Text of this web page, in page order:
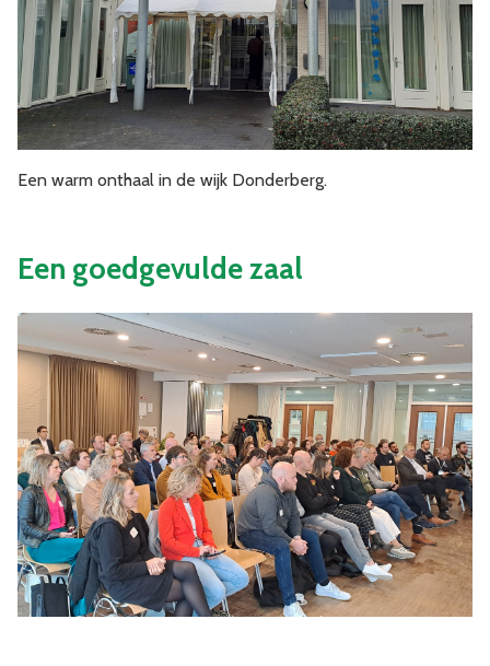
Een warm onthaal in de wijk Donderberg.
Een goedgevulde zaal